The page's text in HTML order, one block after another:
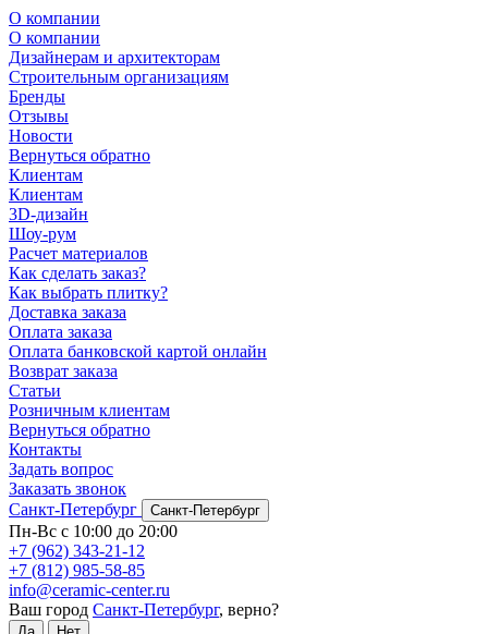
О компании
О компании
Дизайнерам и архитекторам
Строительным организациям
Бренды
Отзывы
Новости
Вернуться обратно
Клиентам
Клиентам
3D-дизайн
Шоу-рум
Расчет материалов
Как сделать заказ?
Как выбрать плитку?
Доставка заказа
Оплата заказа
Оплата банковской картой онлайн
Возврат заказа
Статьи
Розничным клиентам
Вернуться обратно
Контакты
Задать вопрос
Заказать звонок
Санкт-Петербург
Санкт-Петербург
Пн-Вс с 10:00 до 20:00
+7 (962) 343-21-12
+7 (812) 985-58-85
info@ceramic-center.ru
Ваш город Санкт-Петербург, верно?